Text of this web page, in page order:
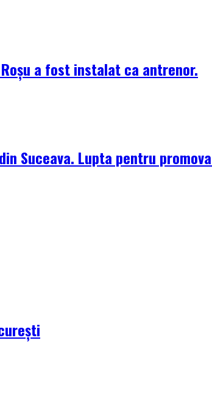
a fost instalat ca antrenor.
Suceava. Lupta pentru